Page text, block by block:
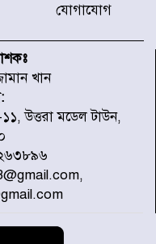
ইরান
বিচার এ দেশেই
হোক না কেন,
গণঅভ্যুত্থান দিবসে
হেলাল
বৃষ্টির আভাস
যোগাযোগ
খান
উত্তরা মডেল টাউন,